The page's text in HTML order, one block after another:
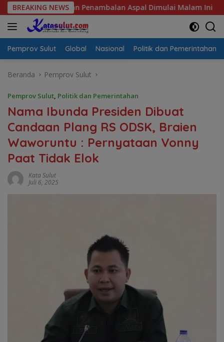
Langsung
ke
konten
BREAKING NEWS
Penambalan Aspal Dimulai Malam Ini Sulut
Pemprov Sulut Global Nasional Politik dan Pemerintahan
Beranda Pemprov Sulut
Pemprov Sulut, Politik dan Pemerintahan
Nama Ibunda Presiden Dibuat
Candaan Plang RS ODSK, Braien
Waworuntu : Pernyataan Vonny
Paat Tidak Elok
Kata Sulut
Juli 6, 2025